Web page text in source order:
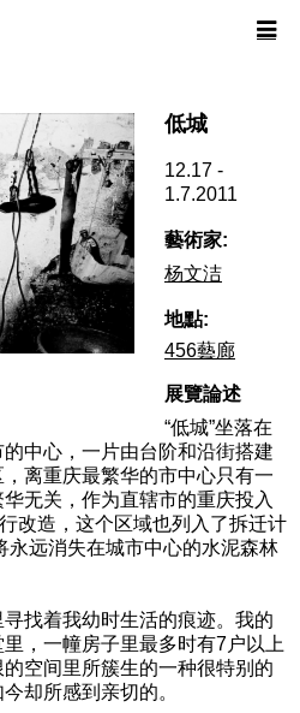
低城
12.17 -
1.7.2011
藝術家:
杨文洁
地點:
456藝廊
展覽論述
“低城”坐落在
中心，一片由台阶和沿街搭建
离重庆最繁华的市中心只有一
无关，作为直辖市的重庆投入
改造，这个区域也列入了拆迁计
永远消失在城市中心的水泥森林
找着我幼时生活的痕迹。我的
，一幢房子里最多时有7户以上
空间里所簇生的一种很特别的
却所感到亲切的。